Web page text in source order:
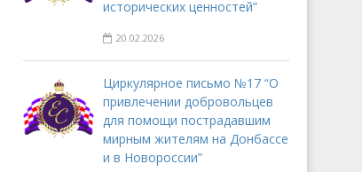
исторических ценностей”
20.02.2026
Циркулярное письмо №17 “О
привлечении добровольцев
для помощи пострадавшим
мирным жителям на Донбассе
и в Новороссии”